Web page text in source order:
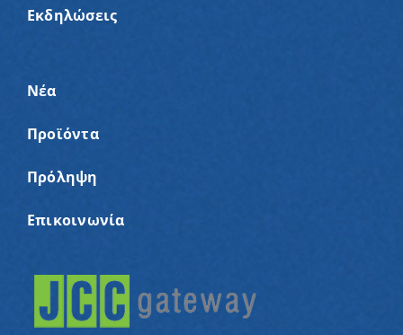
Εκδηλώσεις
Νέα
Προϊόντα
Πρόληψη
Επικοινωνία